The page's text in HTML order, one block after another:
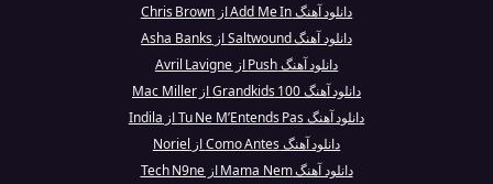
دانلود آهنگ Add Me In از Chris Brown
دانلود آهنگ Saltwound از Asha Banks
دانلود آهنگ Push از Avril Lavigne
دانلود آهنگ 100 Grandkids از Mac Miller
دانلود آهنگ Tu Ne M’Entends Pas از Indila
دانلود آهنگ Como Antes از Noriel
دانلود آهنگ Mama Nem از Tech N9ne